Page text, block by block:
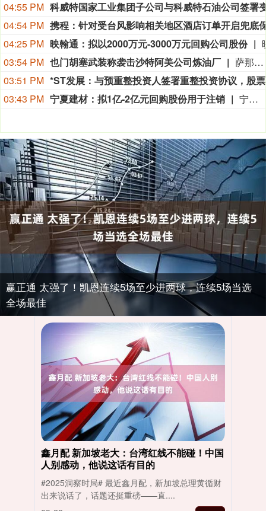
04:55 PM
04:54 PM
04:25 PM 映翰通：拟以2000万元-3000万元回购公司股份
03:54 PM 也门胡塞武装称袭击沙特阿美公司炼油厂
萨那消息：也门胡塞武装9日称，该组织使用无人机对位于沙特阿拉伯吉赞的沙特阿美公司炼油厂发动了“精准打击”。 胡塞武装发言人叶海亚·萨雷亚在声明中说，此次打击是为了回应不久前沙特无人机侵犯也门领空的行为。 沙特阿拉伯能源部9日早些时候在社交媒体上说，位于吉赞的沙特阿美公司炼油厂的一处设施当天凌晨发生火灾。该公司工业安全消防队已将火灾扑灭，事故未造成人员伤亡。(新华社)
03:51 PM
03:43 PM 宁夏建材：拟1亿-2亿元回购股份用于注销 宁夏建材公告称，公司拟以集中竞价交易方式回购股份，资金总额不低于1亿元且不超过2亿元，回购价格不超过19.47元/股，回购期限为自股东会审议通过回购方案之日起3个月内。回购股份将用于注销，预计回购数量为513.61万-1027.22万股，占总股本的1.07%-2.15%。本次回购尚需股东会审议，存在未通过、无法实施等风险。
赢正通 太强了！凯恩连续5场至少进两球，连续5场当选
全场最佳
鑫月配 新加坡老大：台湾红线不能碰！中国
人别感动，他说这话有目的
#2025洞察时局# 最近鑫月配，新加坡总理黄循财
出来说话了，话题还挺重磅——直....